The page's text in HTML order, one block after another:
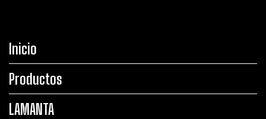
Inicio
Productos
LAMANTA